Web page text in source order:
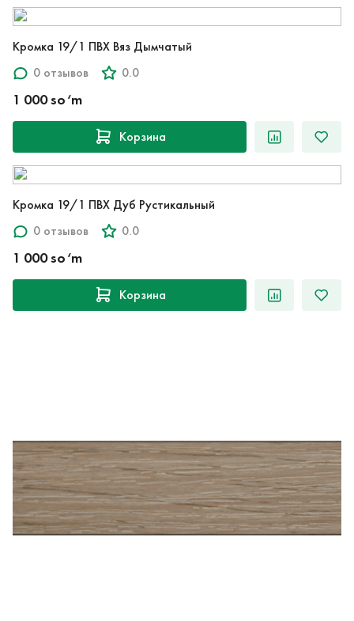
Кромка 19/1 ПВХ Вяз Дымчатый
0 отзывов
0.0
1 000 so‘m
Корзина
Кромка 19/1 ПВХ Дуб Рустикальный
0 отзывов
0.0
1 000 so‘m
Корзина